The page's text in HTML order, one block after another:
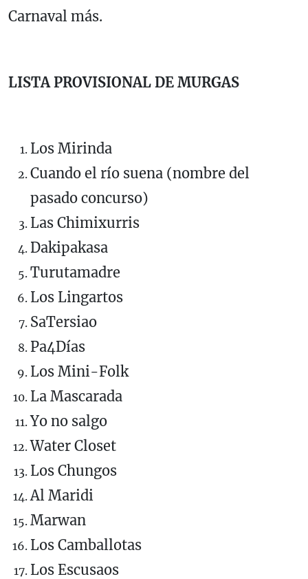
Carnaval más.
LISTA PROVISIONAL DE MURGAS
Los Mirinda
Cuando el río suena (nombre del
pasado concurso)
Las Chimixurris
Dakipakasa
Turutamadre
Los Lingartos
SaTersiao
Pa4Días
Los Mini-Folk
La Mascarada
Yo no salgo
Water Closet
Los Chungos
Al Maridi
Marwan
Los Camballotas
Los Escusaos